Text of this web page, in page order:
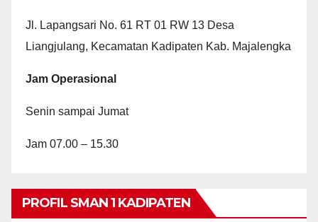
Jl. Lapangsari No. 61 RT 01 RW 13 Desa
Liangjulang, Kecamatan Kadipaten Kab. Majalengka
Jam Operasional
Senin sampai Jumat
Jam 07.00 – 15.30
PROFIL SMAN 1 KADIPATEN